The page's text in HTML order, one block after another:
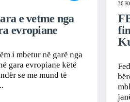
e vetme nga
evropiane
i mbetur në garë nga
gara evropiane këtë
se me mund të
30